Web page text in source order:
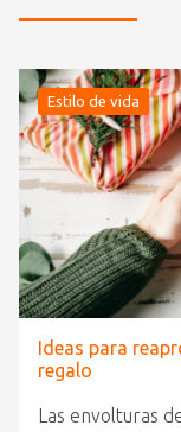
Estilo de vida
Ideas para
regalo
Las envolturas